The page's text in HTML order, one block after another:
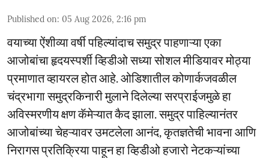
Published on: 05 Aug 2026, 2:16 pm
वयाच्या ऐंशीव्या वर्षी पहिल्यांदाच समुद्र पाहणाऱ्या एका
आजोबांचा हृदयस्पर्शी व्हिडीओ सध्या सोशल मीडियावर मोठ्या
प्रमाणात व्हायरल होत आहे. ओडिशातील कोणार्कजवळील
चंद्रभागा समुद्रकिनारी मुलाने दिलेल्या सरप्राईजमुळे हा
अविस्मरणीय क्षण कॅमेऱ्यात कैद झाला. समुद्र पाहिल्यानंतर
आजोबांच्या चेहऱ्यावर उमटलेला आनंद, कृतज्ञतेची भावना आणि
निरागस प्रतिक्रिया पाहून हा व्हिडीओ हजारो नेटकऱ्यांच्या